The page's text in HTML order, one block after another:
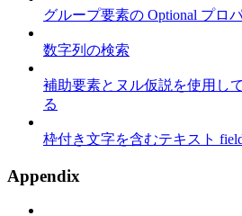
グループ要素の Optional プロ
数字列の検索
補助要素とヌル仮説を使用し
る
枠付き文字を含むテキスト
Appendix